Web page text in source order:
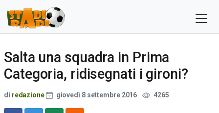
Salta una squadra in Prima
Categoria, ridisegnati i gironi?
di redazione giovedì 8 settembre 2016 4265